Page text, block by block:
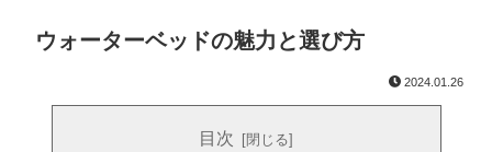
ウォーターベッドの魅力と選び方
2024.01.26
目次